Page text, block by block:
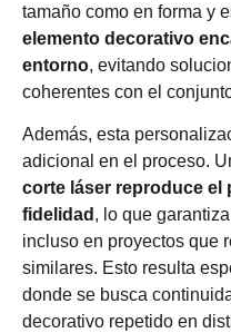
tamaño como en forma y
elemento decorativo
entorno, evitando
coherentes con el
Además, esta
adicional en el proceso.
corte láser reproduce el
fidelidad , lo que
incluso en proyectos que
similares. Esto resulta
donde se busca
decorativo repetido en